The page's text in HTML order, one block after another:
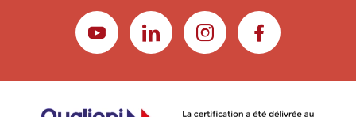
YOUTUBELINKEDININSTAGRAMFACEBOOK